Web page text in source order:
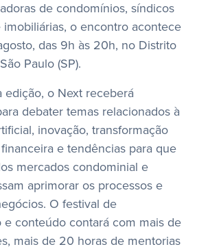
de condomínios, síndicos
imobiliárias, o encontro acontece
das 9h às 20h, no Distrito
Paulo (SP).
edição, o Next receberá
debater temas relacionados à
inovação, transformação
e tendências para que
mercados condominial e
aprimorar os processos e
O festival de
e conteúdo contará com mais de
mais de 20 horas de mentorias